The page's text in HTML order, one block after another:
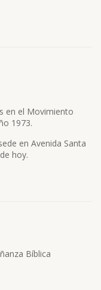
en el Movimiento
1973.
en Avenida Santa
hoy.
Bíblica